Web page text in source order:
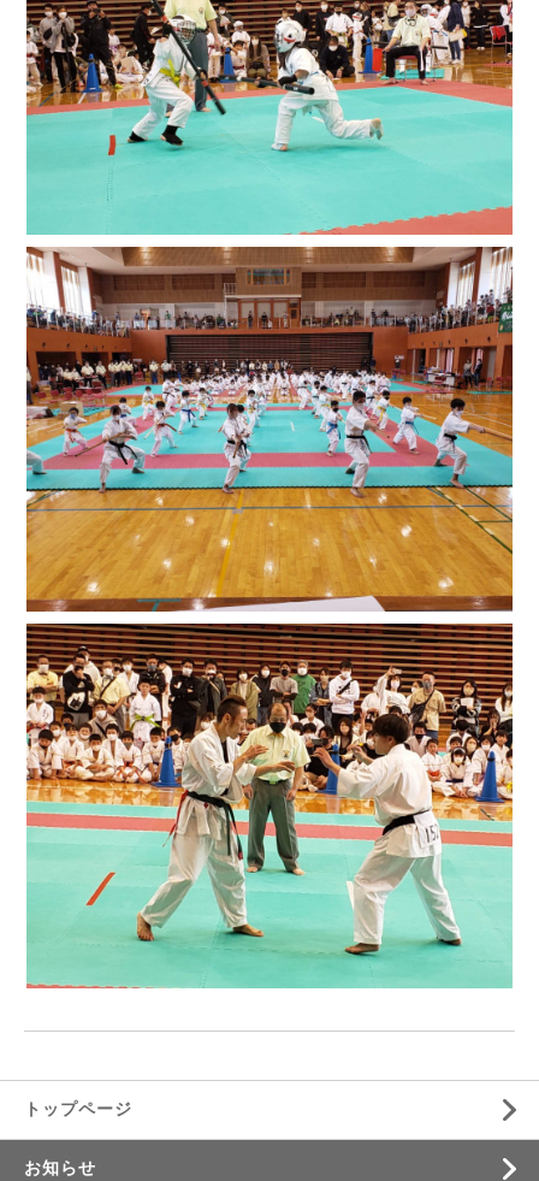
トップページ
お知らせ